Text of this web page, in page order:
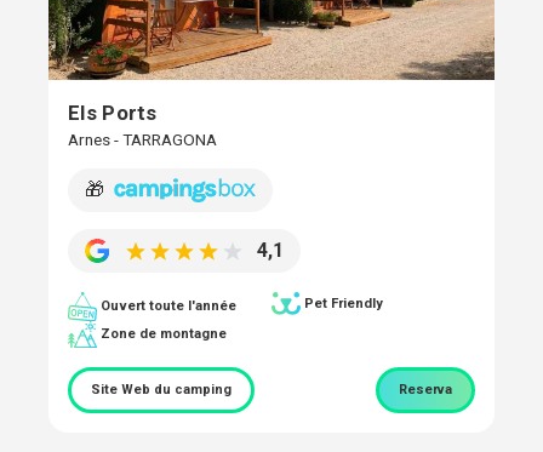
Els Ports
Arnes - TARRAGONA
🎁
4,1
Ouvert toute l'année
Pet Friendly
Zone de montagne
Site Web du camping Reserva